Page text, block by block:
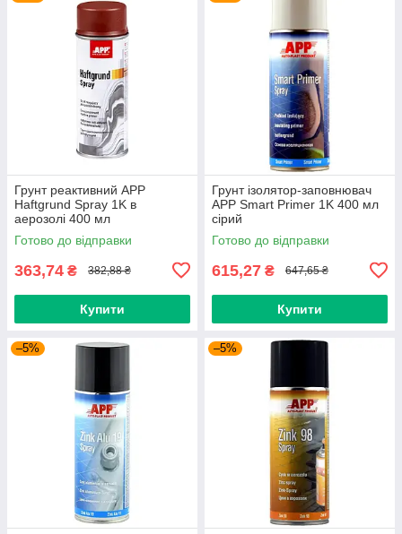
Грунт реактивний APP
Haftgrund Spray 1K в
аерозолі 400 мл
Готово до відправки
363,74 ₴ 382,88 ₴
Купити
Грунт ізолятор-заповнювач
APP Smart Primer 1K 400 мл
сірий
Готово до відправки
615,27 ₴ 647,65 ₴
Купити
–5% –5%